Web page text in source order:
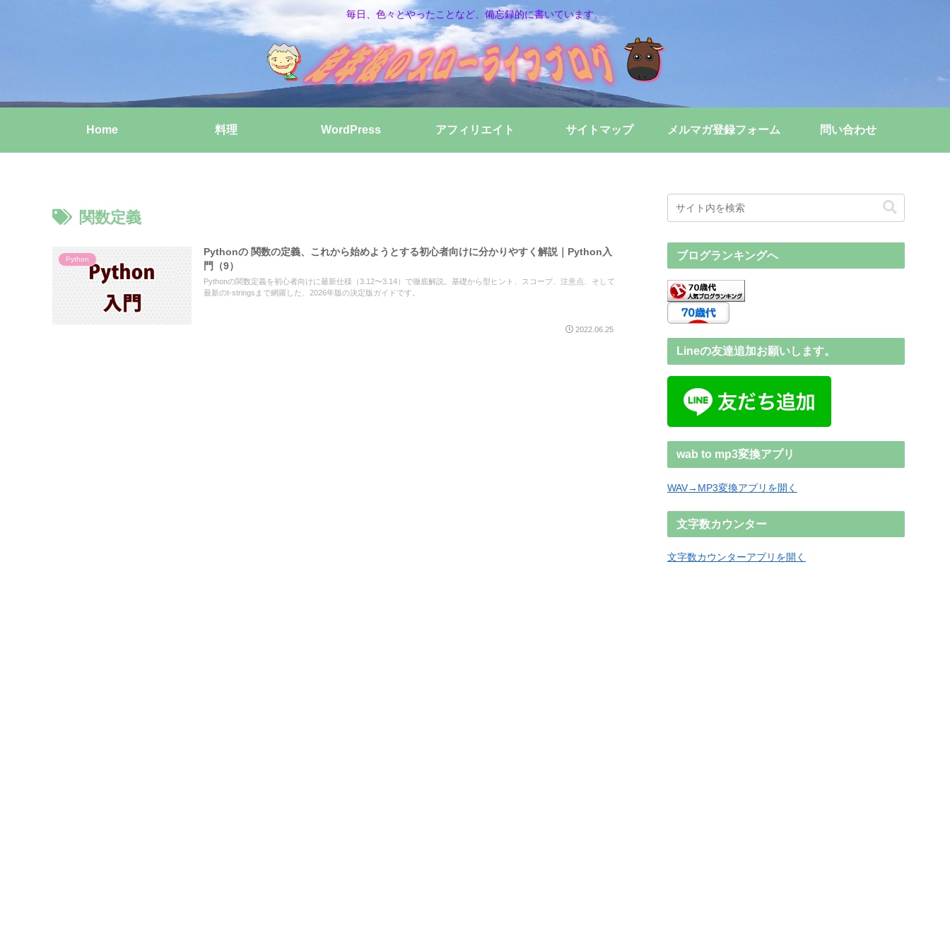
毎日、色々とやったことなど、備忘録的に書いています。
Home 料理 WordPress アフィリエイト サイトマップ メルマガ登録フォーム 問い合わせ
関数定義
Python
Pythonの 関数の定義、これから始めようとする初心者向けに分かりやすく解説｜Python入
門（9）
Pythonの関数定義を初心者向けに最新仕様（3.12〜3.14）で徹底解説。基礎から型ヒント、スコープ、注意点、そして
最新のt-stringsまで網羅した、2026年版の決定版ガイドです。
2022.06.25
ブログランキングへ
Lineの友達追加お願いします。
wab to mp3変換アプリ
WAV→MP3変換アプリを開く
文字数カウンター
文字数カウンターアプリを開く